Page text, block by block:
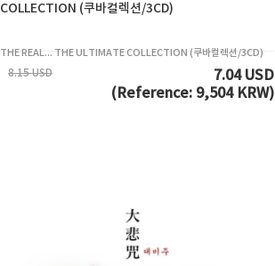
COLLECTION (쿠바컬렉션/3CD)
THE REAL... THE ULTIMATE COLLECTION (쿠바컬렉션/3CD)
8.15 USD
7.04 USD
(Reference: 9,504 KRW)